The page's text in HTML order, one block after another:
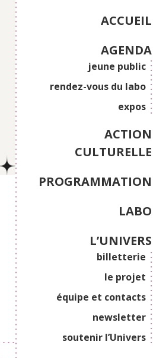
ACCUEIL
AGENDA
jeune public
rendez-vous du labo
expos
ACTION
CULTURELLE
PROGRAMMATION
LABO
L’UNIVERS
billetterie
le projet
équipe et contacts
newsletter
soutenir l’Univers